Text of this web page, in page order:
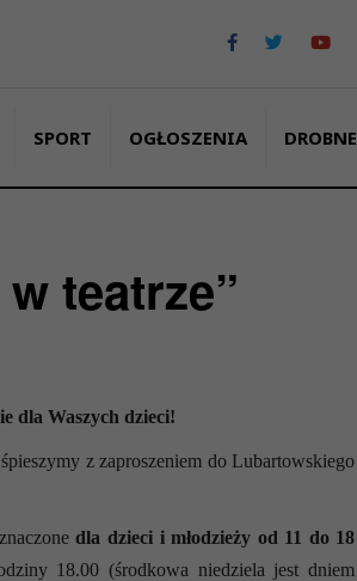
SPORT OGŁOSZENIA DROBNE
teatrze”
dla Waszych dzieci!
z zaproszeniem do Lubartowskiego
dla dzieci i młodzieży od 11 do 18
18.00 (środkowa niedziela jest dniem